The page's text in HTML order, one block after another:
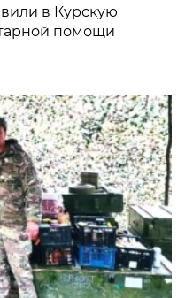
в Курскую
помощи